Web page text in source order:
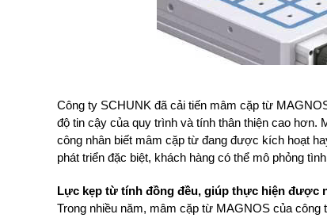
Công ty SCHUNK đã cải tiến mâm cặp từ
độ tin cậy của quy trình và tính thân thiện cao hơn.
công nhân biết mâm cặp từ đang được kích hoạt
phát triển đặc biệt, khách hàng có thể mô phỏng
Lực kẹp từ tính đồng đều, giúp thực hiện được
Trong nhiều năm, mâm cặp từ MAGNOS của